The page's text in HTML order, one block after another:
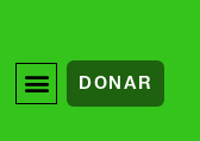
DONAR